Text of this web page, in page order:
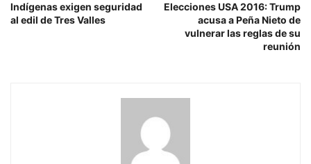
Indígenas exigen seguridad
al edil de Tres Valles
Elecciones USA 2016: Trump
acusa a Peña Nieto de
vulnerar las reglas de su
reunión